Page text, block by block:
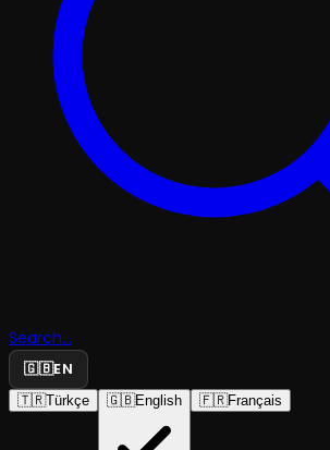
Search...
🇬🇧EN
🇹🇷Türkçe 🇬🇧English 🇫🇷Français